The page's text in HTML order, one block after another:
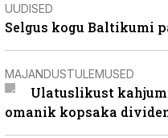
UUDISED
Selgus kogu Baltikumi
MAJANDUSTULEMUSED
Ulatuslikust
omanik kopsaka